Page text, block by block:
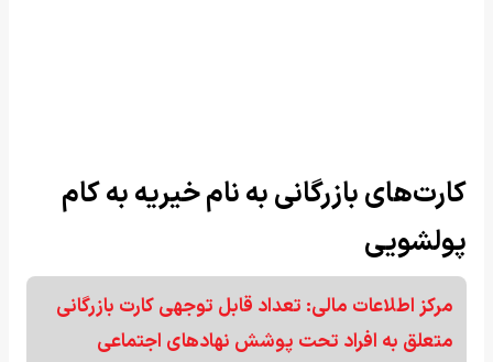
کارت‌های بازرگانی به نام خیریه به کام
پولشویی
مرکز اطلاعات مالی: تعداد قابل توجهی کارت بازرگانی
متعلق به افراد تحت پوشش نهادهای اجتماعی